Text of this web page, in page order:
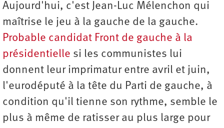
Aujourd'hui, c'est Jean-Luc Mélenchon qui
maîtrise le jeu à la gauche de la gauche.
Probable candidat Front de gauche à la
présidentielle si les communistes lui
donnent leur imprimatur entre avril et juin,
l'eurodéputé à la tête du Parti de gauche, à
condition qu'il tienne son rythme, semble le
plus à même de ratisser au plus large pour